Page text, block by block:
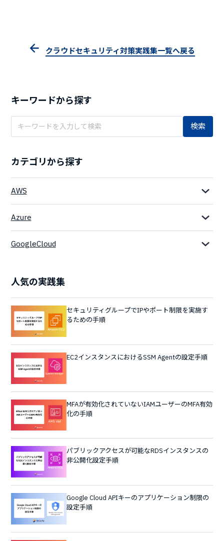
クラウドセキュリティ対策実践集一覧へ戻る
キーワードから探す
検索
カテゴリから探す
AWS
Azure
GoogleCloud
人気の実践集
セキュリティグループでIPやポート制限を実施す
るための手順
EC2インスタンスにおけるSSM Agentの設定手順
MFAが有効化されていないIAMユーザーのMFA有効
化の手順
パブリックアクセスが可能なRDSインスタンスの
非公開化設定手順
Google Cloud APIキーのアプリケーション制限の
設定手順